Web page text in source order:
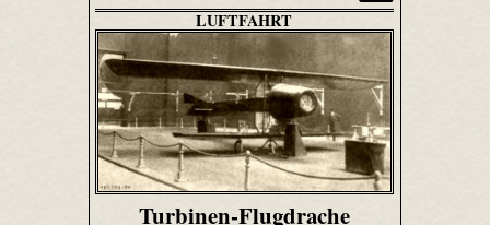
LUFTFAHRT
Turbinen-Flugdrache